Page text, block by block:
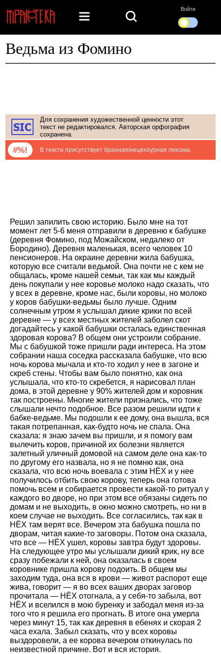
Войти
Ведьма из Фомино
Для сохранения художественной ценности этот
текст не редактировался. Авторская орфография
сохранена.
#%! В тексте присутствует бранная/нецензурная лексика.
Решил запилить свою историю. Было мне на тот
момент лет 5-6 меня отправили в деревню к бабушке
(деревня Фомино, под Можайском, недалеко от
Бородино). Деревня маленькая, всего человек 10
пенсионеров. На окраине деревни жила бабушка,
которую все считали ведьмой. Она почти не с кем не
общалась, кроме нашей семьи, так как мы каждый
день покупали у нее коровье молоко надо сказать, что
у всех в деревне, кроме нас, были коровы, но молоко
у коров бабушки-ведьмы было лучше. Одним
солнечным утром я услышал дикие крики по всей
деревне — у всех местных жителей заболел скот
догадайтесь у какой бабушки осталась единственная
здоровая корова? В общем они устроили собрание.
Мы с бабушкой тоже пришли ради интереса. На этом
собрании наша соседка рассказала бабушке, что всю
ночь корова мычала и кто-то ходил у нее в загоне и
скреб стены. Чтобы вам было понятно, как она
услышала, что кто-то скребется, я нарисовал план
дома, в этой деревне у 90% жителей дом и коровник
так построены. Многие жители признались, что тоже
слышали нечто подобное. Все разом решили идти к
бабке-ведьме. Мы подошли к ее дому, она вышла, вся
такая потрепанная, как-будто ночь не спала. Она
сказала: я знаю зачем вы пришли, и я помогу вам
вылечить коров, причиной их болезни является
залетный уличный домовой на самом деле она как-то
по другому его назвала, но я не помню как, она
сказала, что всю ночь воевала с этим НЁХ и у нее
получилось отбить свою корову, теперь она готова
помочь всем и собирается провести какой-то ритуал у
каждого во дворе, но при этом все обязаны сидеть по
домам и не выходить, в окно можно смотреть, но ни в
коем случае не выходить. Все согласились, так как в
НЁХ там верят все. Вечером эта бабушка пошла по
дворам, читая какие-то заговоры. Потом она сказала,
что все — НЁХ ушел, коровы завтра будут здоровы.
На следующее утро мы услышали дикий крик, ну все
сразу побежали к ней, она оказалась в своем
коровнике пришла корову подоить. В общем мы
заходим туда, она вся в крови — живот распорот еще
жива, говорит — я во всех ваших дворах заговор
прочитала — НЁХ отогнала, а у себя-то забыла, вот
НЁХ и вселился в мою буренку и забодал меня из-за
того что я решила его прогнать. В итоге она умерла
через минут 15, так как деревня в ебенях и скорая 2
часа ехала. Забыл сказать, что у всех коровы
выздоровели, а ее корова вечером откинулась по
неизвестной причине. Вот и вся история.